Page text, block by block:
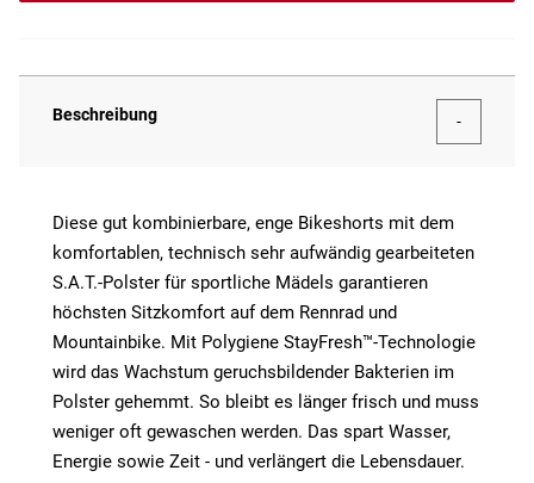
Beschreibung
Diese gut kombinierbare, enge Bikeshorts mit dem
komfortablen, technisch sehr aufwändig gearbeiteten
S.A.T.-Polster für sportliche Mädels garantieren
höchsten Sitzkomfort auf dem Rennrad und
Mountainbike. Mit Polygiene StayFresh™-Technologie
wird das Wachstum geruchsbildender Bakterien im
Polster gehemmt. So bleibt es länger frisch und muss
weniger oft gewaschen werden. Das spart Wasser,
Energie sowie Zeit - und verlängert die Lebensdauer.